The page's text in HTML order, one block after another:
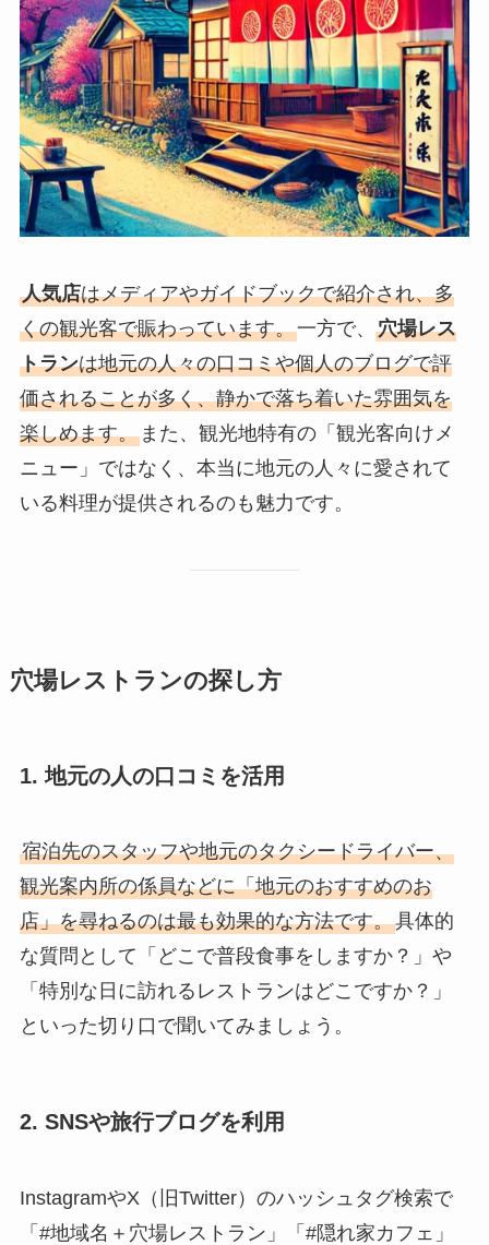
人気店はメディアやガイドブックで紹介され、多
くの観光客で賑わっています。一方で、 穴場レス
トランは地元の人々の口コミや個人のブログで評
価されることが多く、静かで落ち着いた雰囲気を
楽しめます。また、観光地特有の「観光客向けメ
ニュー」ではなく、本当に地元の人々に愛されて
いる料理が提供されるのも魅力です。
穴場レストランの探し方
1. 地元の人の口コミを活用
宿泊先のスタッフや地元のタクシードライバー、
観光案内所の係員などに「地元のおすすめのお
店」を尋ねるのは最も効果的な方法です。具体的
な質問として「どこで普段食事をしますか？」や
「特別な日に訪れるレストランはどこですか？」
といった切り口で聞いてみましょう。
2. SNSや旅行ブログを利用
InstagramやX（旧Twitter）のハッシュタグ検索で
「#地域名＋穴場レストラン」「#隠れ家カフェ」